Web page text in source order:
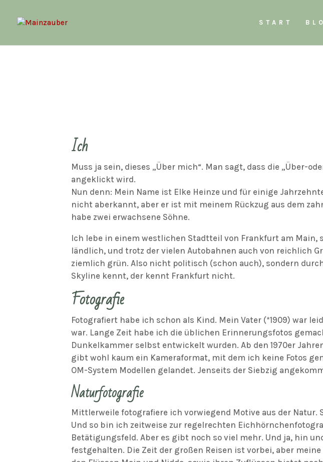
START
Ich
Muss ja sein, dieses „Über mich“. Man sagt, dass die „Über-
angeklickt wird.
Nun denn: Mein Name ist Elke Heinze und für einige
nicht aberkannt, aber er ist mit meinem Rückzug aus dem
habe zwei erwachsene Söhne.
Ich lebe in einem westlichen Stadtteil von Frankfurt am Main,
ländlich, und trotz der vielen Autobahnen auch von reichlich
ziemlich grün. Also nicht politisch (schon auch), sondern
Skyline kennt, der kennt Frankfurt nicht.
Fotografie
Fotografiert habe ich schon als Kind. Mein Vater (*1909) war
war. Lange Zeit habe ich die üblichen Erinnerungsfotos
Dunkelkammer selbst entwickelt wurden. Ab den 1970er
gibt wohl kaum ein Kameraformat, mit dem ich keine Fotos
OM-System Modellen gelandet. Jenseits der Siebzig
Naturfotografie
Mittlerweile fotografiere ich vorwiegend Motive aus der
Und so bin ich zeitweise zur regelrechten
Betätigungsfeld. Aber es gibt noch so viel mehr. Und ja, hin
festgehalten. Die Zeit der großen Reisen ist vorbei, aber